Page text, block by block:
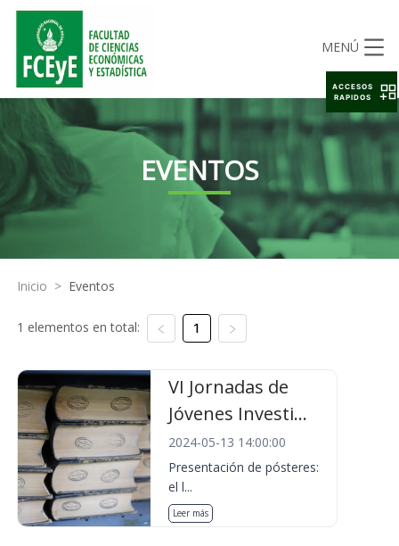
MENÚ
EVENTOS
Inicio > Eventos
1 elementos en total: 1
VI Jornadas de
Jóvenes Investi...
2024-05-13 14:00:00
Presentación de pósteres:
el l...
Leer más
ACCESOS
RAPIDOS